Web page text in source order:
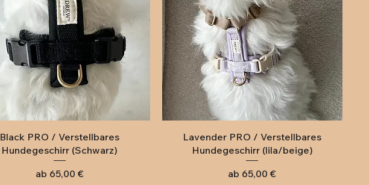
Schnellansicht
Black PRO / Verstellbares
Hundegeschirr (Schwarz)
ab 65,00 €
Sale-Preis
Schnellansicht
Lavender PRO / Verstellbares
Hundegeschirr (lila/beige)
ab 65,00 €
Sale-Preis